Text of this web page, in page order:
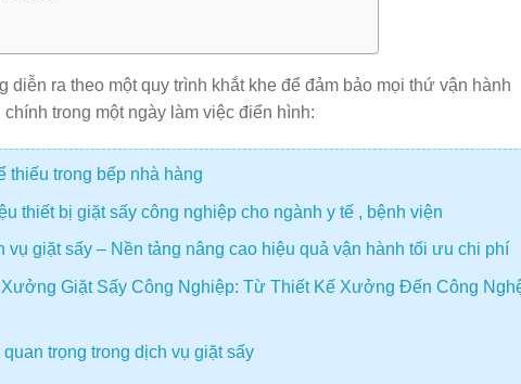
diễn ra theo một quy trình khắt khe để đảm bảo mọi thứ vận hành
trong một ngày làm việc điển hình:
thiếu trong bếp nhà hàng
thiết bị giặt sấy công nghiệp cho ngành y tế , bệnh viện
vụ giặt sấy – Nền tảng nâng cao hiệu quả vận hành tối ưu chi phí
Giặt Sấy Công Nghiệp: Từ Thiết Kế Xưởng Đến Công
trọng trong dịch vụ giặt sấy